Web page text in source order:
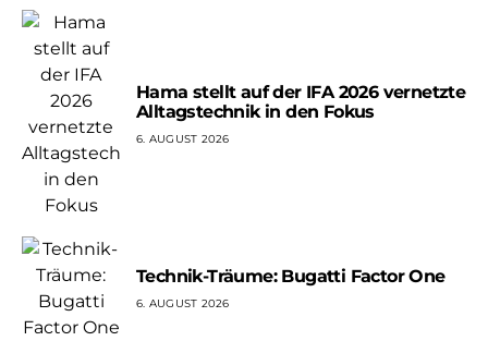
Hama stellt auf der IFA 2026 vernetzte
Alltagstechnik in den Fokus
6. AUGUST 2026
Technik-Träume: Bugatti Factor One
6. AUGUST 2026